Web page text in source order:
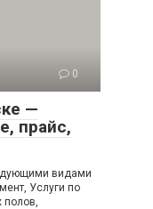
0
—
прайс,
видами
Услуги по
полов,